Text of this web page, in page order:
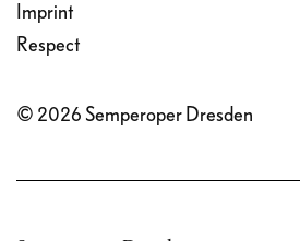
Imprint
Respect
© 2026 Semperoper Dresden